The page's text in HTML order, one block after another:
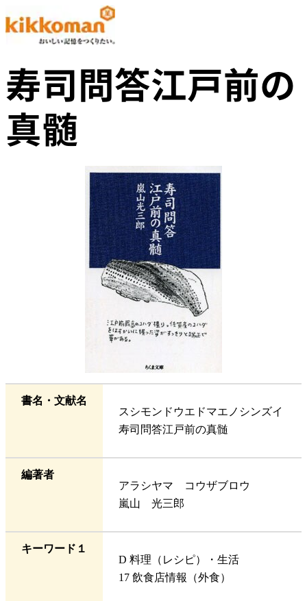
寿司問答江戸前の
真髄
書名・文献名
スシモンドウエドマエノシンズイ
寿司問答江戸前の真髄
編著者
アラシヤマ コウザブロウ
嵐山 光三郎
キーワード１
D 料理（レシピ）・生活
17 飲食店情報（外食）